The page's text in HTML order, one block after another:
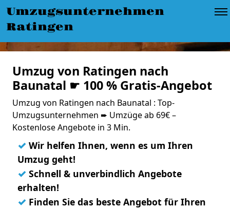
Umzugsunternehmen
Ratingen
Umzug von Ratingen nach
Baunatal ☛ 100 % Gratis-Angebot
Umzug von Ratingen nach Baunatal : Top-
Umzugsunternehmen ➨ Umzüge ab 69€ –
Kostenlose Angebote in 3 Min.
✓ Wir helfen Ihnen, wenn es um Ihren
Umzug geht!
✓ Schnell & unverbindlich Angebote
erhalten!
✓ Finden Sie das beste Angebot für Ihren